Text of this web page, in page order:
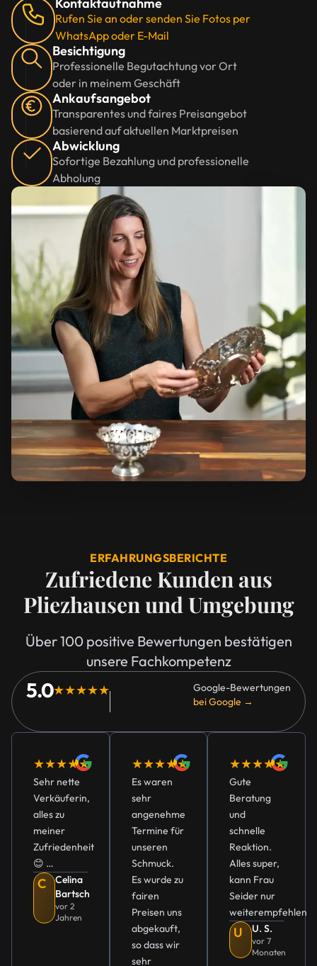
Rufen Sie an oder senden Sie Fotos per
WhatsApp oder E-Mail
Besichtigung
Professionelle Begutachtung vor Ort
oder in meinem Geschäft
Ankaufsangebot
Transparentes und faires Preisangebot
basierend auf aktuellen Marktpreisen
Abwicklung
Sofortige Bezahlung und professionelle
Abholung
ERFAHRUNGSBERICHTE
Zufriedene Kunden aus
Pliezhausen und Umgebung
Über 100 positive Bewertungen bestätigen
unsere Fachkompetenz
5.0★★★★★
Google-Bewertungen
bei Google →
★★★★★
Sehr nette
Verkäuferin,
alles zu
meiner
Zufriedenheit
😊 …
C
Celina
Bartsch
vor 2
Jahren
★★★★★
Es waren
sehr
angenehme
Termine für
unseren
Schmuck.
Es wurde zu
fairen
Preisen uns
abgekauft,
so dass wir
sehr
★★★★★
Gute
Beratung
und
schnelle
Reaktion.
Alles super,
kann Frau
Seider nur
weiterempfehlen
U U. S.
vor 7
Monaten